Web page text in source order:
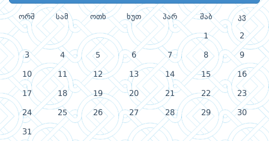
ორშ სამ ოთხ ხუთ პარ შაბ კვ
1 2
3 4 5 6 7 8 9
10 11 12 13 14 15 16
17 18 19 20 21 22 23
24 25 26 27 28 29 30
31